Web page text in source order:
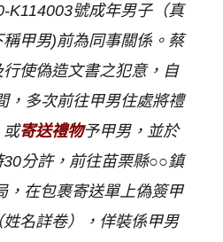
K114003號成年男子（真
甲男)前為同事關係。蔡
使偽造文書之犯意，自
，多次前往甲男住處將禮
或寄送禮物予甲男，並於
分許，前往苗栗縣○○鎮
，在包裹寄送單上偽簽甲
名詳卷），佯裝係甲男